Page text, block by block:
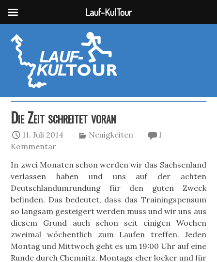
Die Zeit schreitet voran
11. Juli 2014 Neuigkeiten
1
Kommentar
In zwei Monaten schon werden wir das Sachsenland
verlassen haben und uns auf der achten
Deutschlandumrundung für den guten Zweck
befinden. Das bedeutet, dass das Trainingspensum
so langsam gesteigert werden muss und wir uns aus
diesem Grund auch schon seit einigen Wochen
zweimal wöchentlich zum Laufen treffen. Jeden
Montag und Mittwoch geht es um 19:00 Uhr auf eine
Runde durch Chemnitz. Montags eher locker und für
Lauf-KulTour